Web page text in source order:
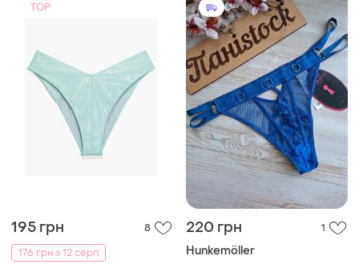
TOP
195 грн
8
176 грн з 12 серп
220 грн 1
Hunkemöller